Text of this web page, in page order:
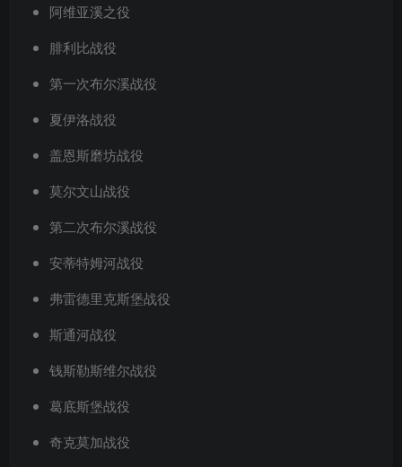
阿维亚溪之役
腓利比战役
第一次布尔溪战役
夏伊洛战役
盖恩斯磨坊战役
莫尔文山战役
第二次布尔溪战役
安蒂特姆河战役
弗雷德里克斯堡战役
斯通河战役
钱斯勒斯维尔战役
葛底斯堡战役
奇克莫加战役